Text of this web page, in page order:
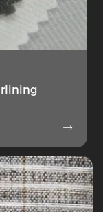
